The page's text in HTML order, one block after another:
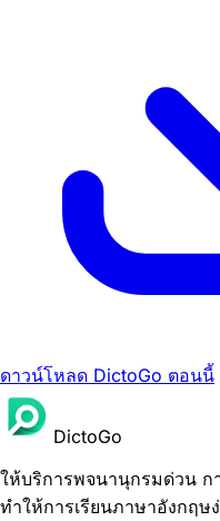
ดาวน์โหลด DictoGo ตอนนี้
DictoGo
ให้บริการพจนานุกรมด่วน ก
ทำให้การเรียนภาษาอังกฤษ